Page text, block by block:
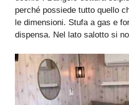
perché possiede tutto quello
le dimensioni. Stufa a gas e
dispensa. Nel lato salotto si